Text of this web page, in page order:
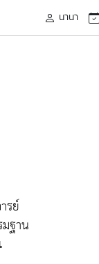
นานา
รย์
ฐาน